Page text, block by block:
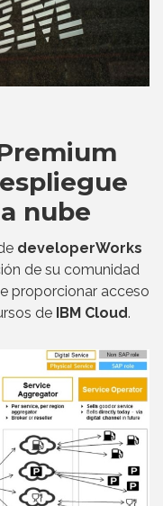
nube
developerWorks
de su comunidad
proporcionar acceso
de IBM Cloud.